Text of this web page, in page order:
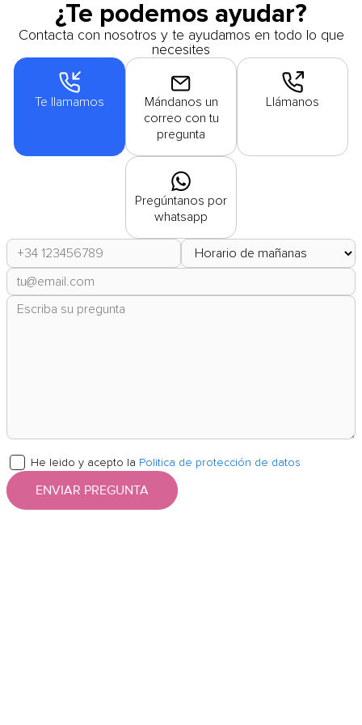
¿Te podemos ayudar?
Contacta con nosotros y te ayudamos en todo lo que
necesites
Te llamamos
Mándanos un
correo con tu
pregunta
Llámanos
Pregúntanos por
whatsapp
He leido y acepto la Politica de protección de datos
ENVIAR PREGUNTA